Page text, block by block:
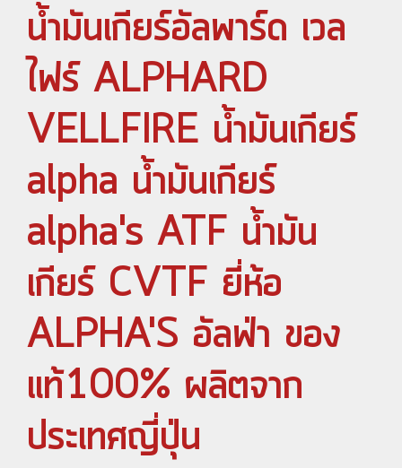
น้ำมันเกียร์อัลพาร์ด เวล
ไฟร์ ALPHARD
VELLFIRE น้ำมันเกียร์
alpha น้ำมันเกียร์
alpha's ATF น้ำมัน
เกียร์ CVTF ยี่ห้อ
ALPHA'S อัลฟ่า ของ
แท้100% ผลิตจาก
ประเทศญี่ปุ่น